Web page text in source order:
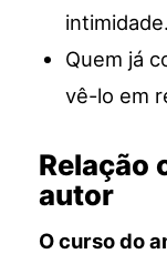
intimidade.
Quem já
vê-lo em
Relação
autor
O curso do